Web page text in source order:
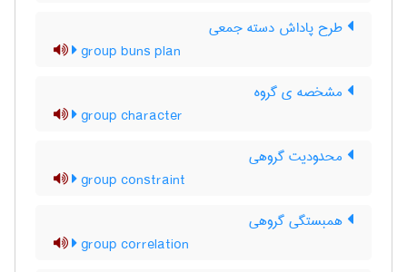
طرح پاداش دسته جمعی
group buns plan
مشخصه ی گروه
group character
محدودیت گروهی
group constraint
همبستگی گروهی
group correlation